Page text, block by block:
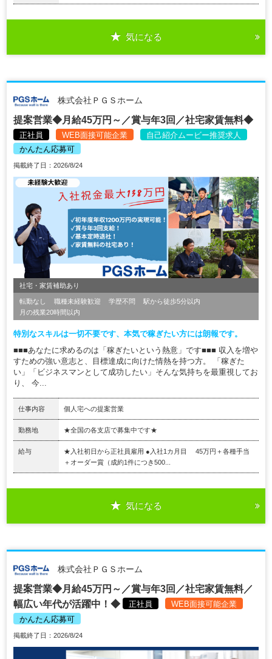
気になる
株式会社ＰＧＳホーム
提案営業◆月給45万円～／賞与年3回／社宅家賃無料◆
正社員 WEB面接可能企業
自己紹介ムービー推奨求人
かんたん応募可
掲載終了日：2026/8/24
社宅・家賃補助あり
転勤なし 職種未経験歓迎 学歴不問
駅から徒歩5分以内
月の残業20時間以内
特別なスキルは一切不要です、本気で稼ぎたい方には朗報です。
■■■あなたに求めるのは「稼ぎたいという熱意」です■■■ 収入を増や
すための強い意志と、目標達成に向けた情熱を持つ方。 「稼ぎた
い」「ビジネスマンとして成功したい」そんな気持ちを最重視してお
り、 今...
仕事内容 個人宅への提案営業
勤務地 ★全国の各支店で募集中です★
給与
★入社初日から正社員雇用 ●入社1カ月目 45万円＋各種手当
＋オーダー賞（成約1件につき500...
気になる
株式会社ＰＧＳホーム
提案営業◆月給45万円～／賞与年3回／社宅家賃無料／
幅広い年代が活躍中！◆
正社員
WEB面接可能企業
かんたん応募可
掲載終了日：2026/8/24